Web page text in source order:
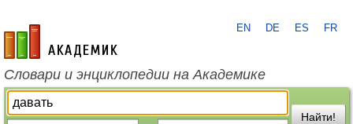
academic.ru
EN DE ES FR
Словари и энциклопедии на Академике
Найти!